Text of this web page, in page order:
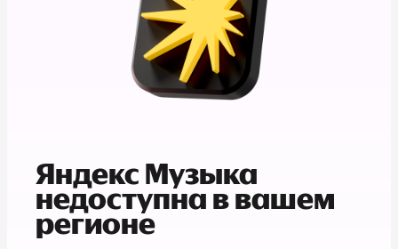
Яндекс Музыка
недоступна в вашем
регионе